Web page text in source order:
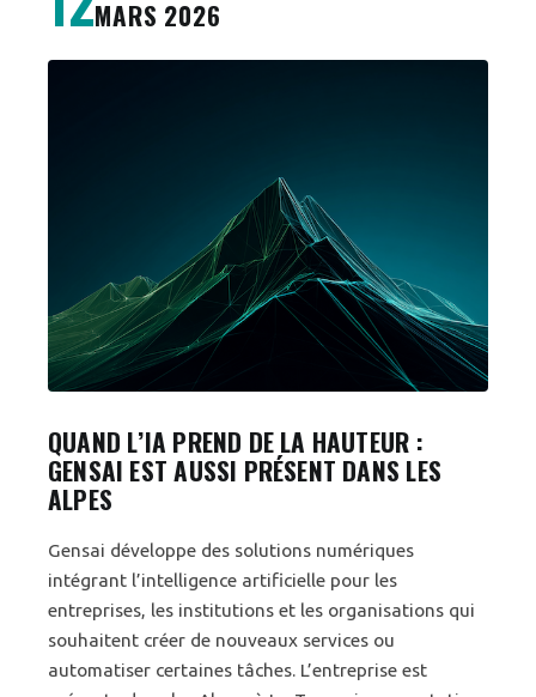
MARS 2026
QUAND L’IA PREND DE LA HAUTEUR :
GENSAI EST AUSSI PRÉSENT DANS LES
ALPES
Gensai développe des solutions numériques
intégrant l’intelligence artificielle pour les
entreprises, les institutions et les organisations qui
souhaitent créer de nouveaux services ou
automatiser certaines tâches. L’entreprise est